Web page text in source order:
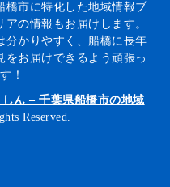
橋市に特化した地域情報ブ
の情報もお届けします。
分かりやすく、船橋に長年
をお届けできるよう頑張っ
！
ん – 千葉県船橋市の地域
Reserved.